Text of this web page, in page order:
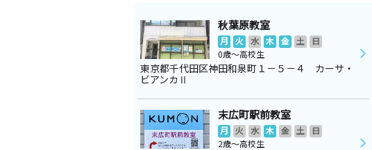
秋葉原教室
月 火 水 木 金 土
日
0歳～高校生
東京都千代田区神田和泉町１－５－４ カーサ・
ビアンカⅡ
末広町駅前教室
月 火 水 木 金 土
日
2歳～高校生